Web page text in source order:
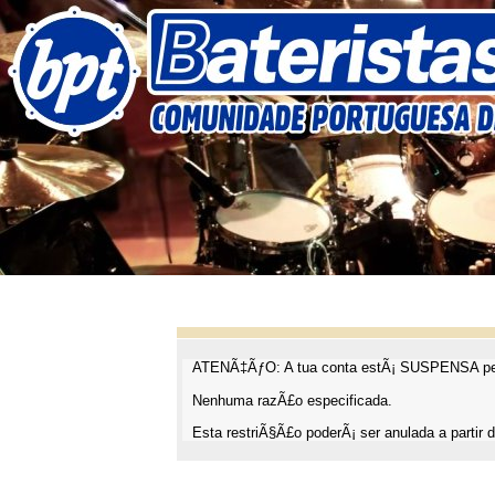
ATENÃ‡ÃƒO: A tua conta estÃ¡ SUSPENSA
Nenhuma razÃ£o especificada.
Esta restriÃ§Ã£o poderÃ¡ ser anulada a partir